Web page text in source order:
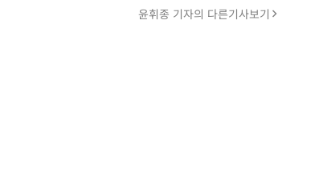
윤휘종 기자의 다른기사보기